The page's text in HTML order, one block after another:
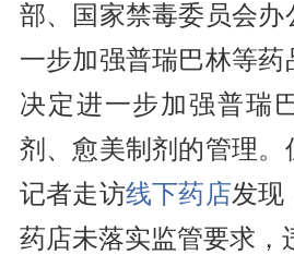
部、国家禁毒委员会办
一步加强普瑞巴林等药
决定进一步加强普瑞
剂、愈美制剂的管理。
记者走访线下药店发现
药店未落实监管要求，